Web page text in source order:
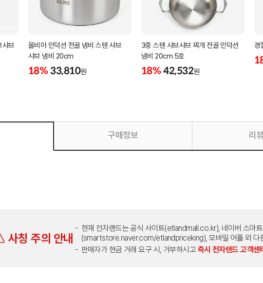
샤브
올비아 인덕션 전골 냄비 스텐 샤브
샤브 냄비 20cm
18% 33,810원
3중 스텐 샤브샤브 찌개 전골 인덕션
냄비 20cm 5호
18% 42,532원
경
구매정보 리
사칭 주의 안내
현재 전자랜드는 공식 사이트(etlandmall.co.kr), 네이버 스마
(smartstore.naver.com/etlandpriceking), 모바일 어플 외 다
판매자가 현금 거래 요구 시, 거부하시고 즉시 전자랜드 고객센